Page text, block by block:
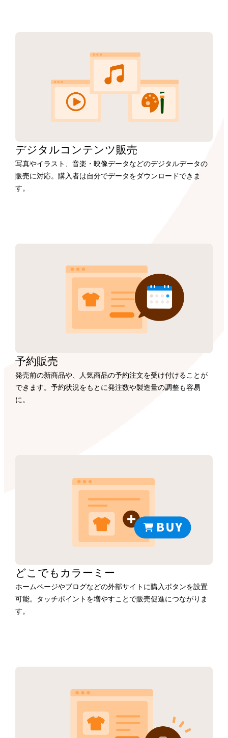
デジタルコンテンツ販売
写真やイラスト、音楽・映像データなどのデジタルデータの
販売に対応。購入者は自分でデータをダウンロードできま
す。
予約販売
発売前の新商品や、人気商品の予約注文を受け付けることが
できます。予約状況をもとに発注数や製造量の調整も容易
に。
どこでもカラーミー
ホームページやブログなどの外部サイトに購入ボタンを設置
可能。タッチポイントを増やすことで販売促進につながりま
す。